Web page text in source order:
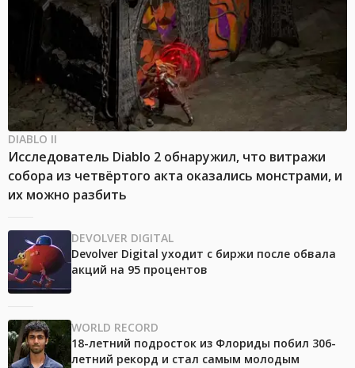
DIABLO II
Исследователь Diablo 2 обнаружил, что витражи
собора из четвёртого акта оказались монстрами, и
их можно разбить
DEVOLVER DIGITAL
Devolver Digital уходит с биржи после обвала
акций на 95 процентов
WORLD RECORD
18-летний подросток из Флориды побил 306-
летний рекорд и стал самым молодым